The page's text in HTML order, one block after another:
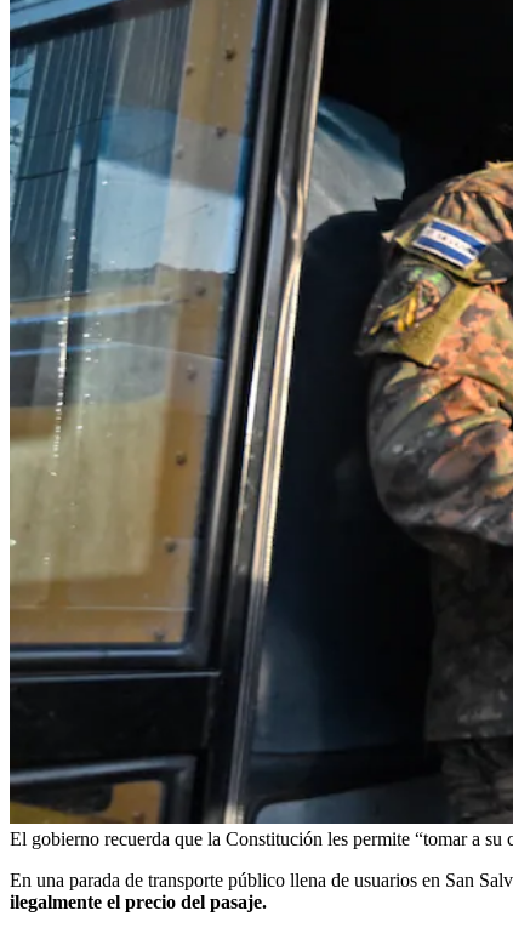
El gobierno recuerda que la Constitución les permite “tomar a
En una parada de transporte público llena de usuarios en San
ilegalmente el precio del pasaje.